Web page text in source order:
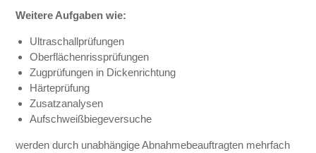
Weitere Aufgaben wie:
Ultraschallprüfungen
Oberflächenrissprüfungen
Zugprüfungen in Dickenrichtung
Härteprüfung
Zusatzanalysen
Aufschweißbiegeversuche
werden durch unabhängige Abnahmebeauftragten mehrfach